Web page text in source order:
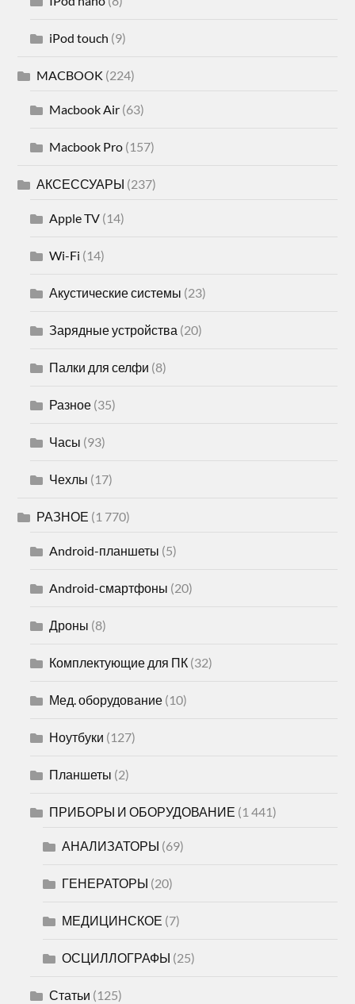
iPod touch (9)
MACBOOK (224)
Macbook Air (63)
Macbook Pro (157)
АКСЕССУАРЫ (237)
Apple TV (14)
Wi-Fi (14)
Акустические системы (23)
Зарядные устройства (20)
Палки для селфи (8)
Разное (35)
Часы (93)
Чехлы (17)
РАЗНОЕ (1 770)
Android-планшеты (5)
Android-смартфоны (20)
Дроны (8)
Комплектующие для ПК (32)
Мед. оборудование (10)
Ноутбуки (127)
Планшеты (2)
ПРИБОРЫ И ОБОРУДОВАНИЕ (1 441)
АНАЛИЗАТОРЫ (69)
ГЕНЕРАТОРЫ (20)
МЕДИЦИНСКОЕ (7)
ОСЦИЛЛОГРАФЫ (25)
Статьи (125)